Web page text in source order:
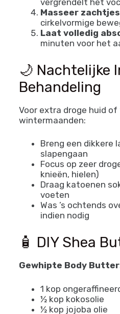
vergrendelt het
Masseer
cirkelvormige
Laat volledig
minuten voor het
🌙 Nachtelijke
Behandeling
Voor extra droge huid
wintermaanden:
Breng een dikkere
slapengaan
Focus op zeer
knieën, hielen)
Draag katoenen
voeten
Was ’s ochtends
indien nodig
🧴 DIY Shea
Gewhipte Body
1 kop
½ kop kokosolie
½ kop jojoba olie